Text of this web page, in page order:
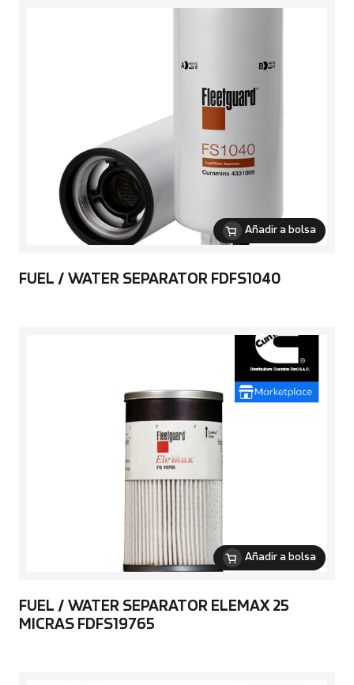
Añadir a bolsa
FUEL / WATER SEPARATOR FDFS1040
Añadir a bolsa
FUEL / WATER SEPARATOR ELEMAX 25
MICRAS FDFS19765